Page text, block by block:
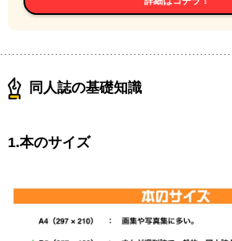
同人誌の基礎知識
1.本のサイズ